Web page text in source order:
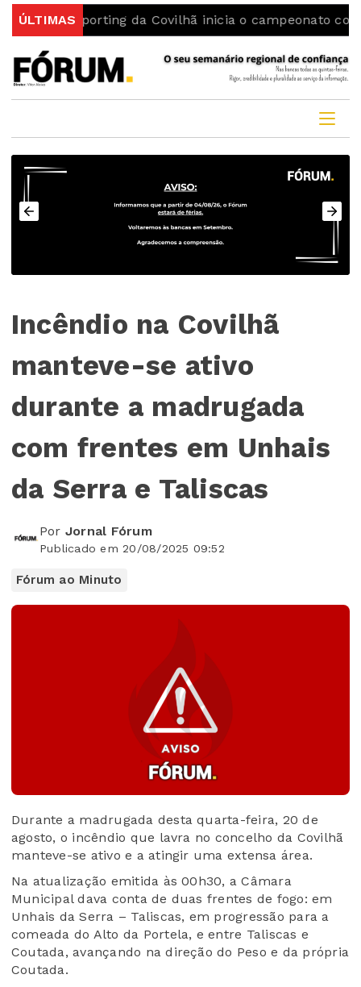
ÚLTIMAS
Sporting da Covilhã inicia o campeonato com uma
Incêndio na Covilhã
manteve-se ativo
durante a madrugada
com frentes em Unhais
da Serra e Taliscas
Por Jornal Fórum
Publicado em 20/08/2025 09:52
Fórum ao Minuto
Durante a madrugada desta quarta-feira, 20 de
agosto, o incêndio que lavra no concelho da Covilhã
manteve-se ativo e a atingir uma extensa área.
Na atualização emitida às 00h30, a Câmara
Municipal dava conta de duas frentes de fogo: em
Unhais da Serra – Taliscas, em progressão para a
comeada do Alto da Portela, e entre Taliscas e
Coutada, avançando na direção do Peso e da própria
Coutada.